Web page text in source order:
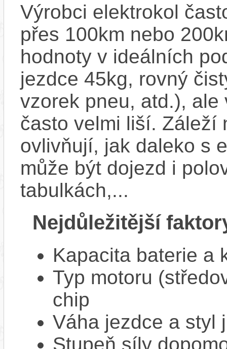
Výrobci elektrokol
přes 100km nebo
hodnoty v ideálních
jezdce 45kg, rovný
vzorek pneu, atd.),
často velmi liší. Záleží
ovlivňují, jak daleko s
může být dojezd i
tabulkách,...
Nejdůležitější
Kapacita baterie a
Typ motoru
chip
Váha jezdce a styl
Stupeň síly